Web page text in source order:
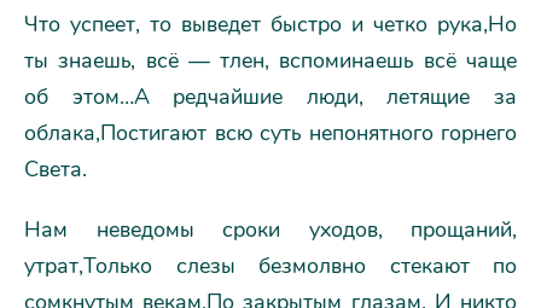
Что успеет, то выведет быстро и четко рука,Но
ты знаешь, всё — тлен, вспоминаешь всё чаще
об этом…А редчайшие люди, летящие за
облака,Постигают всю суть непонятного горнего
Света.
Нам неведомы сроки уходов, прощаний,
утрат,Только слезы безмолвно стекают по
сомкнутым векам,По закрытым глазам. И никто